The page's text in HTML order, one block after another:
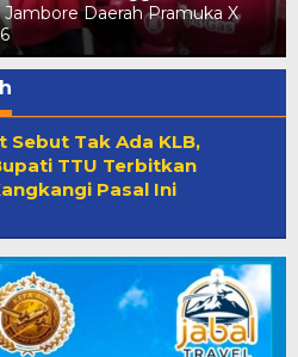
APINDO NTT Hadiri Rakernas
2026 di Makassar
Sebut Tak Ada KLB,
TTU Terbitkan
Pasal Ini